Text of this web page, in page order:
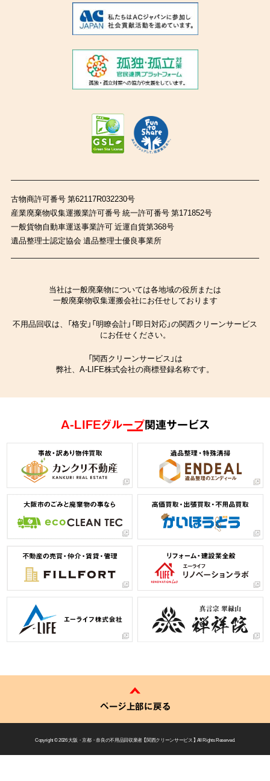
古物商許可番号 第62117R032230号
産業廃棄物収集運搬業許可番号 統一許可番号 第171852号
一般貨物自動車運送事業許可 近運自貨第368号
遺品整理士認定協会 遺品整理士優良事業所
当社は一般廃棄物については各地域の役所または
一般廃棄物収集運搬会社にお任せしております
不用品回収は、「格安」「明瞭会計」「即日対応」の関西クリーンサービス
にお任せください。
「関西クリーンサービス」は
弊社、A-LIFE株式会社の商標登録名称です。
A-LIFEグループ関連サービス
ページ上部に戻る
Copyright © 2026大阪・京都・奈良の不用品回収業者 【 関西クリーンサービス 】 All Rights Reserved.